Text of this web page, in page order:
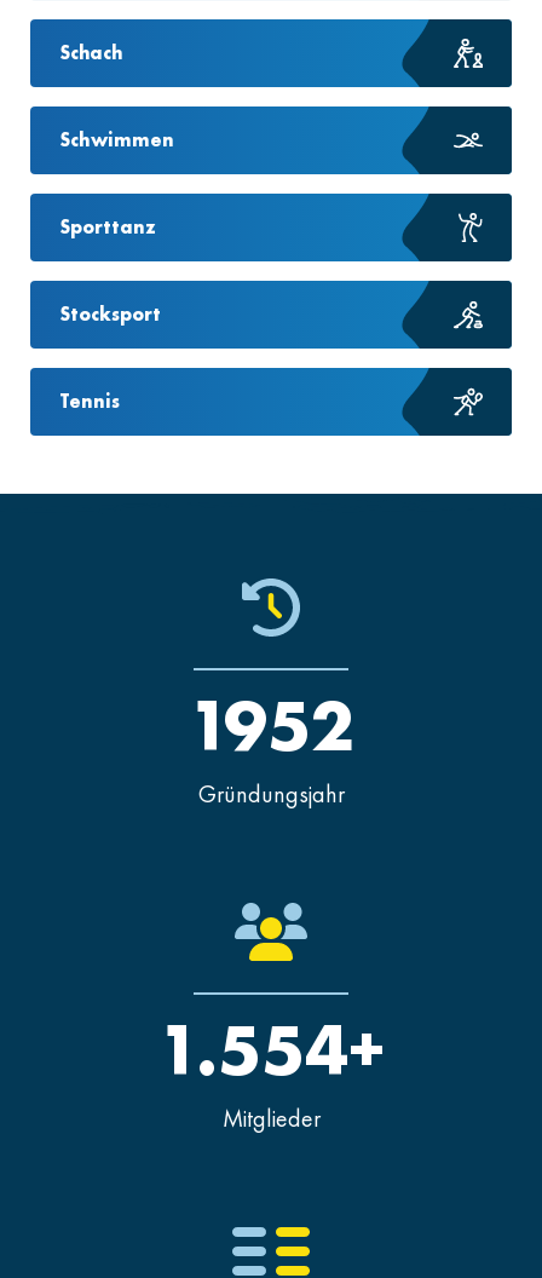
Schach
Schwimmen
Sporttanz
Stocksport
Tennis
Gründungsjahr
1952
Mitglieder
1.554+